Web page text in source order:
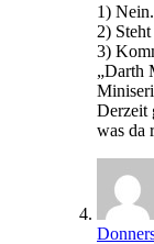
1) Nein.
2)
3)
„Darth
Derzeit
was da